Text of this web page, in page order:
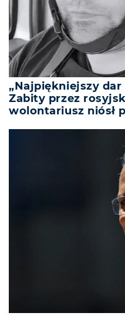
„Najpiękniejszy
Zabity przez
wolontariusz niósł